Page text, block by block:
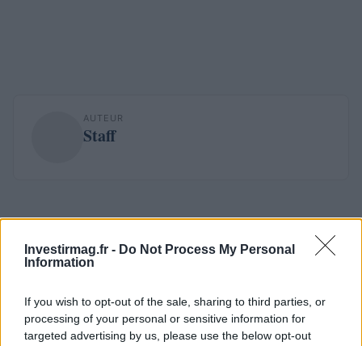
Investirmag.fr - Do Not Process My Personal
Information
If you wish to opt-out of the sale, sharing to third parties, or
processing of your personal or sensitive information for
targeted advertising by us, please use the below opt-out
AUTEUR
Staff